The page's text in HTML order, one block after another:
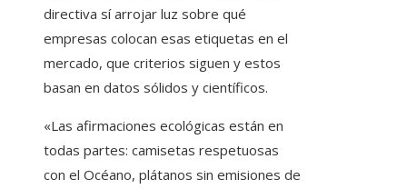
directiva sí arrojar luz sobre qué
empresas colocan esas etiquetas en el
mercado, que criterios siguen y estos
basan en datos sólidos y científicos.
«Las afirmaciones ecológicas están en
todas partes: camisetas respetuosas
con el Océano, plátanos sin emisiones de